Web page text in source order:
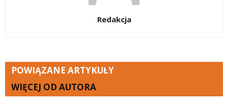
Redakcja
POWIĄZANE ARTYKUŁY
WIĘCEJ OD AUTORA